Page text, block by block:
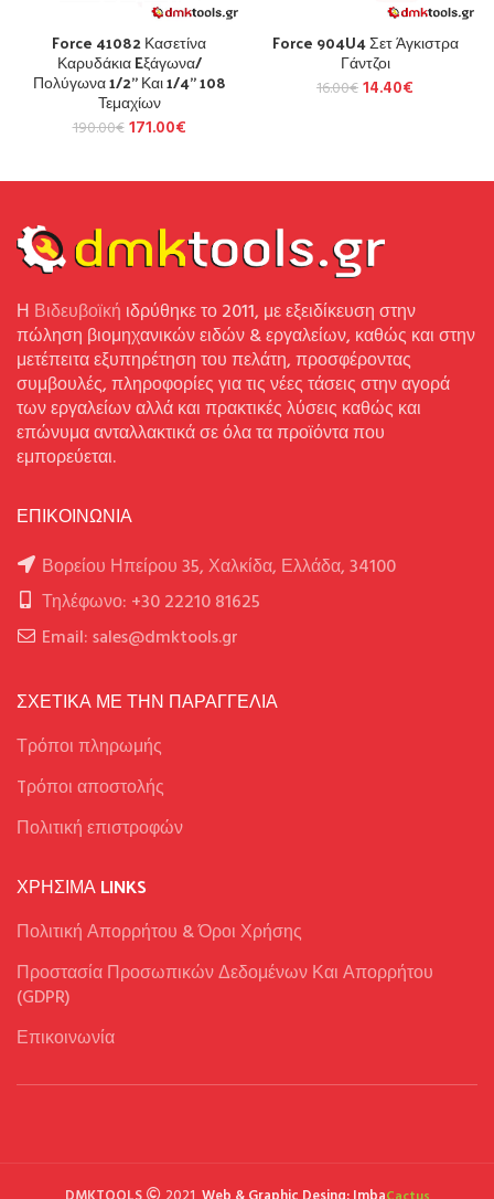
Force 41082 Κασετίνα
Καρυδάκια Eξάγωνα/
Πολύγωνα 1/2” Και 1/4” 108
Τεμαχίων
190.00€ 171.00€
Force 904U4 Σετ Άγκιστρα
Γάντζοι
16.00€14.40€
Η Βιδευβοϊκή ιδρύθηκε το 2011, με εξειδίκευση στην
πώληση βιομηχανικών ειδών & εργαλείων, καθώς και στην
μετέπειτα εξυπηρέτηση του πελάτη, προσφέροντας
συμβουλές, πληροφορίες για τις νέες τάσεις στην αγορά
των εργαλείων αλλά και πρακτικές λύσεις καθώς και
επώνυμα ανταλλακτικά σε όλα τα προϊόντα που
εμπορεύεται.
ΕΠΙΚΟΙΝΩΝΙΑ
Βορείου Ηπείρου 35, Χαλκίδα, Ελλάδα, 34100
Τηλέφωνο: +30 22210 81625
Email: sales@dmktools.gr
ΣΧΕΤΙΚΑ ΜΕ ΤΗΝ ΠΑΡΑΓΓΕΛΙΑ
Τρόποι πληρωμής
Tρόποι αποστολής
Πολιτική επιστροφών
ΧΡΉΣΙΜΑ LINKS
Πολιτική Απορρήτου & Όροι Χρήσης
Προστασία Προσωπικών Δεδομένων Και Απορρήτου
(GDPR)
Επικοινωνία